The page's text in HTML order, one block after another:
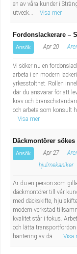
en av våra kunder i
utveck...
Visa mer
Fordonslackerare –
Ansök Apr 20
Vi söker nu en
arbeta i en modern
yrkesstolthet. Rollen
där du ansvarar för att
krav och
och arbeta som konsult
Visa mer
Däckmontörer
Ansök Apr 27
hjulmekaniker
Är du en person som
däckmontörer till vår
med däckskifte,
modern verkstad
kvalitet står i fokus.
och lätta
hantering av dä...
Visa